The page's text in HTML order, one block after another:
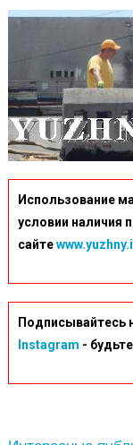
Использование
условии наличия
сайте
Подписывайтесь
Instagram -